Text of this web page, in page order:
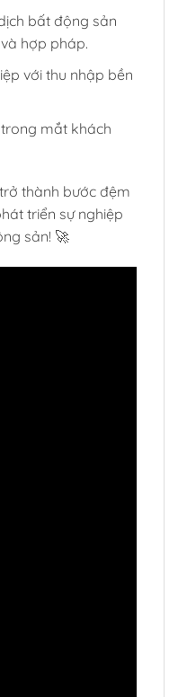
bất động sản
hợp pháp.
với thu nhập bền
mắt khách
thành bước đệm
triển sự nghiệp
sản! 🚀